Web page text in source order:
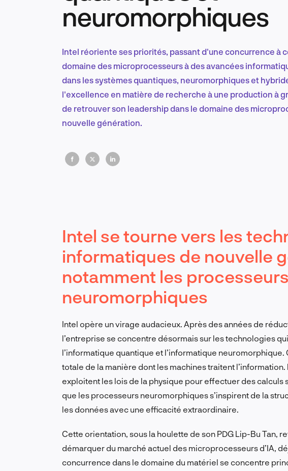
neuromorphiques
Intel réoriente ses priorités, passant d'une concurrence à
domaine des microprocesseurs à des avancées
dans les systèmes quantiques, neuromorphiques et
l'excellence en matière de recherche à une production à
de retrouver son leadership dans le domaine des
nouvelle génération.
Intel se tourne vers les
informatiques de nouvelle
notamment les
neuromorphiques
Intel opère un virage audacieux. Après des années de
l’entreprise se concentre désormais sur les technologies
l’informatique quantique et l’informatique
totale de la manière dont les machines traitent
exploitent les lois de la physique pour effectuer des calculs
que les processeurs neuromorphiques s’inspirent de la
les données avec une efficacité extraordinaire.
Cette orientation, sous la houlette de son PDG Lip-Bu Tan,
démarquer du marché actuel des microprocesseurs d’IA,
concurrence dans le domaine du matériel se concentre